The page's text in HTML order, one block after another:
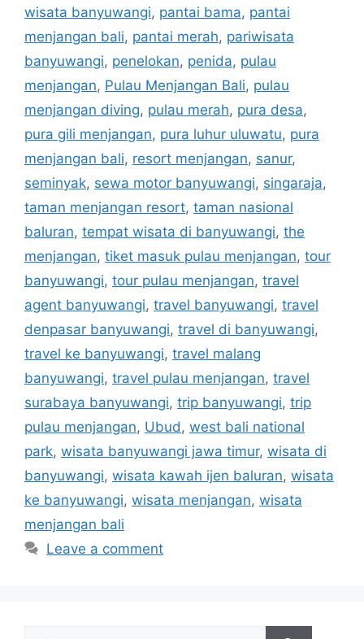
wisata banyuwangi, pantai bama, pantai
menjangan bali, pantai merah, pariwisata
banyuwangi, penelokan, penida, pulau
menjangan, Pulau Menjangan Bali, pulau
menjangan diving, pulau merah, pura desa,
pura gili menjangan, pura luhur uluwatu, pura
menjangan bali, resort menjangan, sanur,
seminyak, sewa motor banyuwangi, singaraja,
taman menjangan resort, taman nasional
baluran, tempat wisata di banyuwangi, the
menjangan, tiket masuk pulau menjangan, tour
banyuwangi, tour pulau menjangan, travel
agent banyuwangi, travel banyuwangi, travel
denpasar banyuwangi, travel di banyuwangi,
travel ke banyuwangi, travel malang
banyuwangi, travel pulau menjangan, travel
surabaya banyuwangi, trip banyuwangi, trip
pulau menjangan, Ubud, west bali national
park, wisata banyuwangi jawa timur, wisata di
banyuwangi, wisata kawah ijen baluran, wisata
ke banyuwangi, wisata menjangan, wisata
menjangan bali
Leave a comment